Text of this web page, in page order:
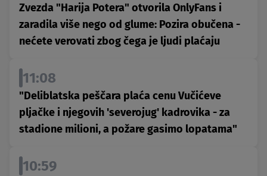
Zvezda "Harija Potera" otvorila OnlyFans i
zaradila više nego od glume: Pozira obučena -
nećete verovati zbog čega je ljudi plaćaju
11:08
"Deliblatska peščara plaća cenu Vučićeve
pljačke i njegovih 'severojug' kadrovika - za
stadione milioni, a požare gasimo lopatama"
10:59